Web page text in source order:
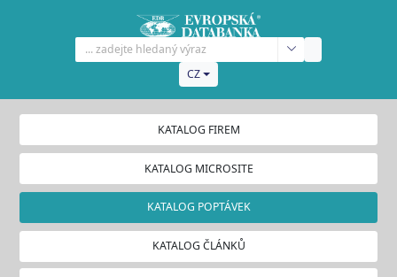
CZ
KATALOG FIREM
KATALOG MICROSITE
KATALOG POPTÁVEK
KATALOG ČLÁNKŮ